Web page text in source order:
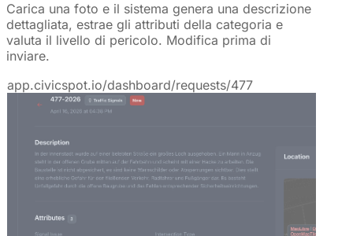
Carica una foto e il sistema genera una descrizione
dettagliata, estrae gli attributi della categoria e
valuta il livello di pericolo. Modifica prima di
inviare.
app.civicspot.io/dashboard/requests/477